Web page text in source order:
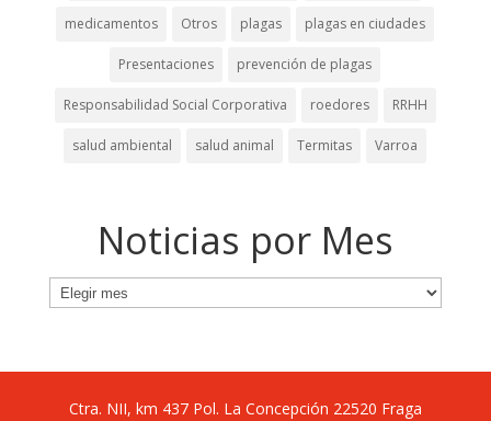
medicamentos Otros plagas plagas en ciudades
Presentaciones prevención de plagas
Responsabilidad Social Corporativa roedores RRHH
salud ambiental salud animal Termitas Varroa
Noticias por Mes
Noticias
Ctra. NII, km 437 Pol. La Concepción 22520 Fraga